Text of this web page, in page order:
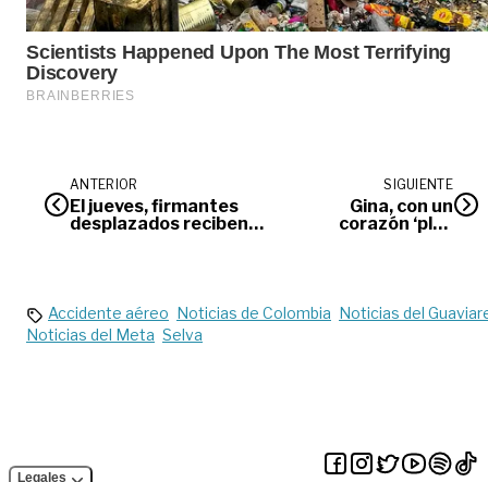
ANTERIOR
El jueves, firmantes
desplazados reciben
SIGUIENTE
Gina, con un
corazón ‘plus
Accidente aéreo Noticias de Colombia Noticias del
Noticias del Meta Selva
Legales